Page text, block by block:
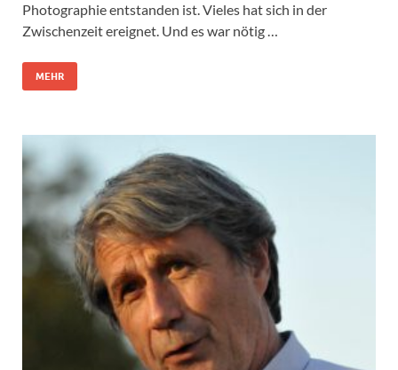
Photographie entstanden ist. Vieles hat sich in der
Zwischenzeit ereignet. Und es war nötig …
MEHR